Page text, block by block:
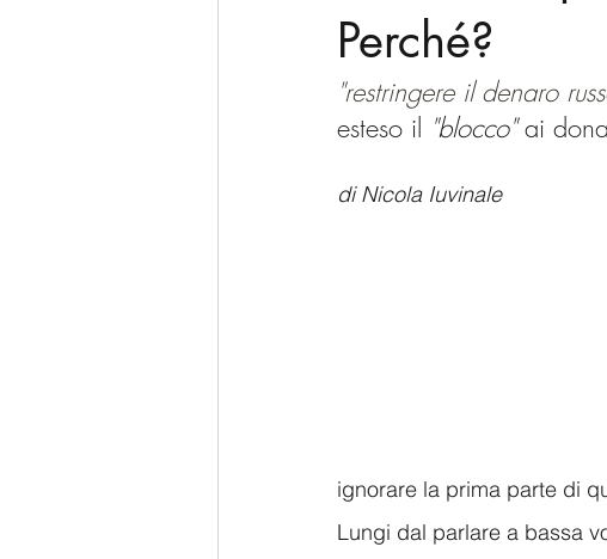
Australia Germania
Polo Nord
Perché?
"restringere il denaro
esteso il "blocco" ai
di Nicola Iuvinale
ignorare la prima parte di
Lungi dal parlare a bassa